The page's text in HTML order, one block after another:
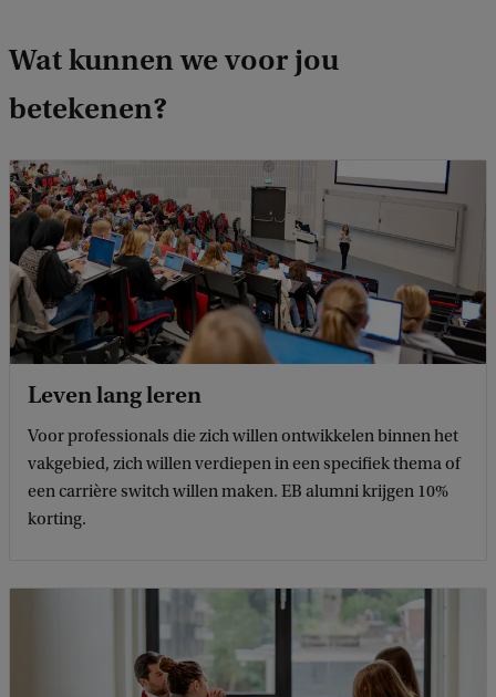
Wat kunnen we voor jou
betekenen?
Leven lang leren
Voor professionals die zich willen ontwikkelen binnen het
vakgebied, zich willen verdiepen in een specifiek thema of
een carrière switch willen maken. EB alumni krijgen 10%
korting.